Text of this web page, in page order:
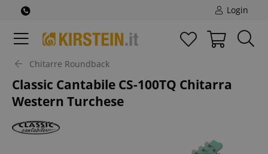
Login
Chitarre Roundback
Classic Cantabile CS-100TQ Chitarra
Western Turchese